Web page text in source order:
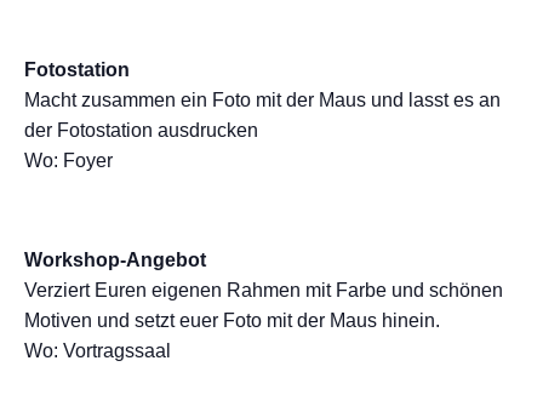
Fotostation
Macht zusammen ein Foto mit der Maus und lasst es an
der Fotostation ausdrucken
Wo: Foyer
Workshop-Angebot
Verziert Euren eigenen Rahmen mit Farbe und schönen
Motiven und setzt euer Foto mit der Maus hinein.
Wo: Vortragssaal